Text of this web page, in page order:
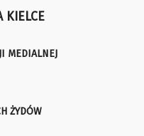
KIELCE
MEDIALNEJ
ŻYDÓW